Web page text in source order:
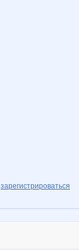
зарегистрироваться